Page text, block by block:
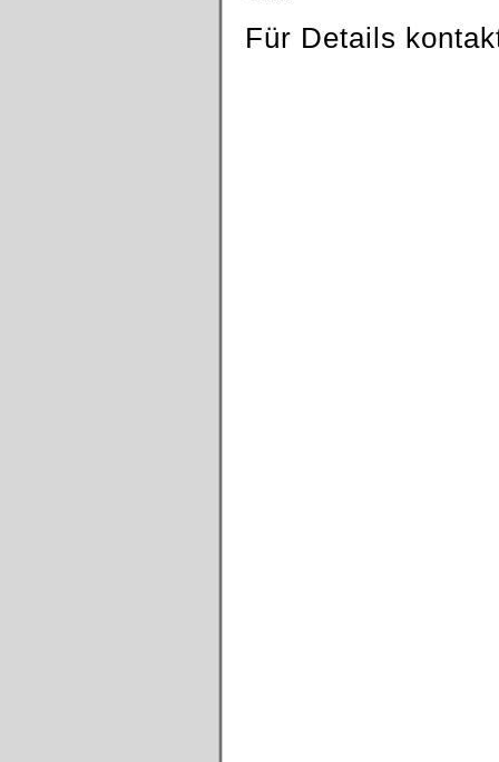
Für Details